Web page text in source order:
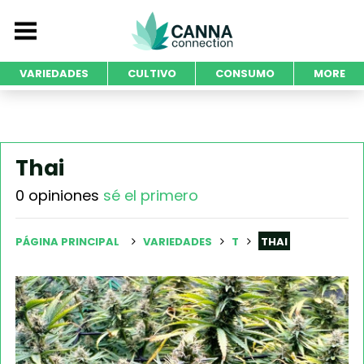
VARIEDADES CULTIVO CONSUMO MORE
Thai
0 opiniones sé el primero
PÁGINA PRINCIPAL VARIEDADES T THAI